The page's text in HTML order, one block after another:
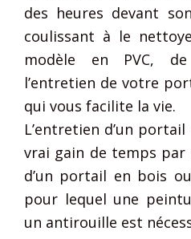
des heures devant
coulissant à le
modèle en PVC,
l’entretien de votre
qui vous facilite la vie.
L’entretien d’un
vrai gain de temps
d’un portail en bois
pour lequel une
un antirouille est